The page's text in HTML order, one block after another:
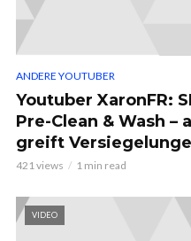
ANDERE YOUTUBER
Youtuber XaronFR:
Pre-Clean & Wash
greift
421 views 1 min read
VIDEO